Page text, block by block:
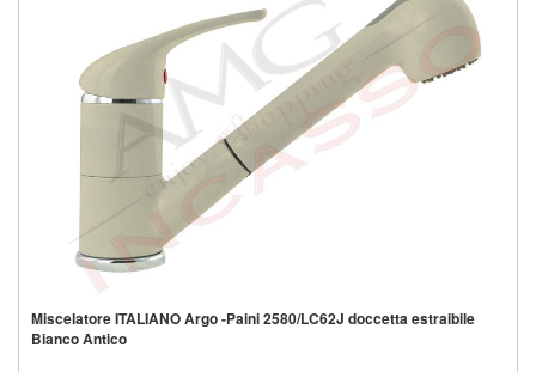
Miscelatore ITALIANO Argo -Paini 2580/LC62J doccetta estraibile
Bianco Antico